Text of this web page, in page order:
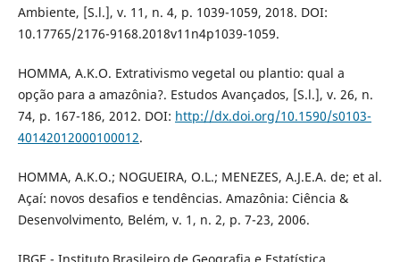
Ambiente, [S.l.], v. 11, n. 4, p. 1039-1059, 2018. DOI:
10.17765/2176-9168.2018v11n4p1039-1059.
HOMMA, A.K.O. Extrativismo vegetal ou plantio: qual a
opção para a amazônia?. Estudos Avançados, [S.l.], v. 26, n.
74, p. 167-186, 2012. DOI: http://dx.doi.org/10.1590/s0103-
40142012000100012.
HOMMA, A.K.O.; NOGUEIRA, O.L.; MENEZES, A.J.E.A. de; et al.
Açaí: novos desafios e tendências. Amazônia: Ciência &
Desenvolvimento, Belém, v. 1, n. 2, p. 7-23, 2006.
IBGE - Instituto Brasileiro de Geografia e Estatística.